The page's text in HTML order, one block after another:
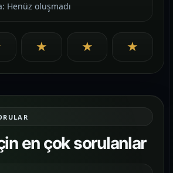
Henüz oluşmadı
★ ★ ★
en çok sorulanlar